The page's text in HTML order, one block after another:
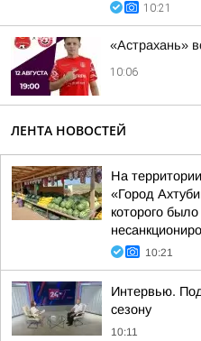
10:21
«Астрахань»
10:06
ЛЕНТА НОВОСТЕЙ
На
«Город
которого
10:21
Интервью.
сезону
10:11